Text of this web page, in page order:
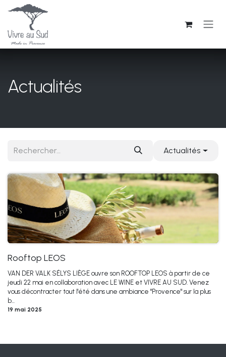
Se rendre au contenu
Actualités
Actualités
Rooftop LEOS
VAN DER VALK SÉLYS LIÈGE ouvre son ROOFTOP LEOS à partir de ce
jeudi 22 mai en collaboration avec LE WINE et VIVRE AU SUD. Venez
vous décontracter tout l'été dans une ambiance "Provence" sur la plus
b...
19 mai 2025